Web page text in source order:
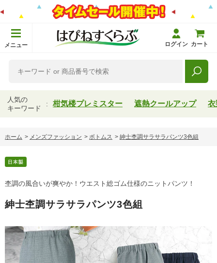
メニュー ログイン カート
人気の
キーワード
柑気楼プレミスター 遮熱クールアップ 衣
ホーム > メンズファッション > ボトムス > 紳士杢調サラサラパンツ3色組
杢調の風合いが爽やか！ウエスト総ゴム仕様のニットパンツ！
紳士杢調サラサラパンツ3色組